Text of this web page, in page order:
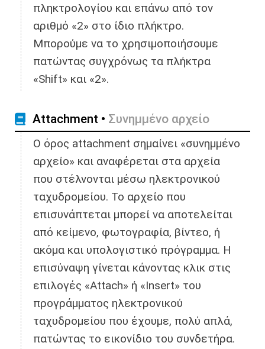
πληκτρολογίου και επάνω από τον
αριθμό «2» στο ίδιο πλήκτρο.
Μπορούμε να το χρησιμοποιήσουμε
πατώντας συγχρόνως τα πλήκτρα
«Shift» και «2».
Attachment • Συνημμένο αρχείο
Ο όρος attachment σημαίνει «συνημμένο
αρχείο» και αναφέρεται στα αρχεία
που στέλνονται μέσω ηλεκτρονικού
ταχυδρομείου. Το αρχείο που
επισυνάπτεται μπορεί να αποτελείται
από κείμενο, φωτογραφία, βίντεο, ή
ακόμα και υπολογιστικό πρόγραμμα. Η
επισύναψη γίνεται κάνοντας κλικ στις
επιλογές «Attach» ή «Insert» του
προγράμματος ηλεκτρονικού
ταχυδρομείου που έχουμε, πολύ απλά,
πατώντας το εικονίδιο του συνδετήρα.